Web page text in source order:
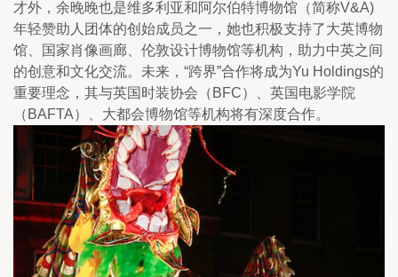
才外，余晚晚也是维多利亚和阿尔伯特博物馆（简称V&A)
年轻赞助人团体的创始成员之一，她也积极支持了大英博物
馆、国家肖像画廊、伦敦设计博物馆等机构，助力中英之间
的创意和文化交流。未来，“跨界”合作将成为Yu Holdings的
重要理念，其与英国时装协会（BFC）、英国电影学院
（BAFTA）、大都会博物馆等机构将有深度合作。